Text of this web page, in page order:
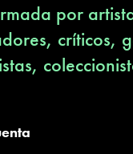
las múltiples
la dimensión
Francia), el Getty
por
críticos,